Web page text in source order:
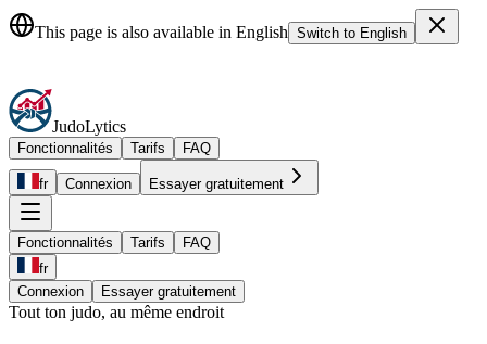
JudoLytics: The Complete Judo Platform for Judokas, Coaches &
This page is also available in English Switch to English
JudoLytics
Fonctionnalités Tarifs FAQ
fr Connexion Essayer gratuitement
Fonctionnalités Tarifs
FAQ
fr
Connexion
Essayer gratuitement
Tout ton judo, au même endroit